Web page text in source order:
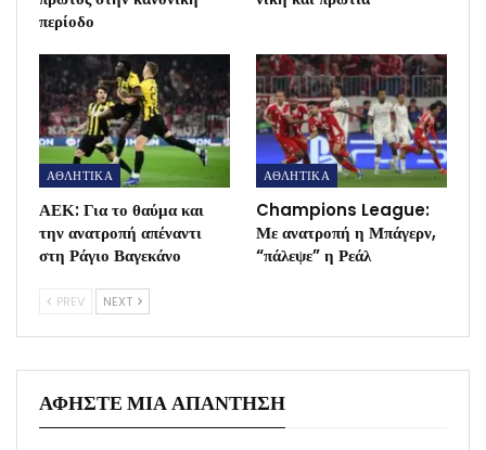
περίοδο
ΑΘΛΗΤΙΚΑ
ΑΕΚ: Για το θαύμα και
την ανατροπή απέναντι
στη Ράγιο Βαγεκάνο
ΑΘΛΗΤΙΚΑ
Champions League:
Με ανατροπή η Μπάγερν,
“πάλεψε” η Ρεάλ
PREV NEXT
ΑΦΉΣΤΕ ΜΙΑ ΑΠΆΝΤΗΣΗ